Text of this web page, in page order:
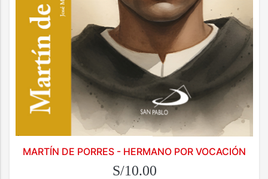
MARTÍN DE PORRES - HERMANO POR VOCACIÓN
S/10.00